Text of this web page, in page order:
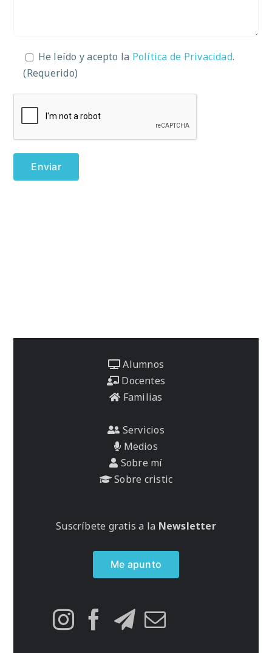
He leído y acepto la Política de Privacidad.
(Requerido)
Alumnos
Docentes
Familias
Servicios
Medios
Sobre mí
Sobre cristic
Suscríbete gratis a la Newsletter
Me apunto